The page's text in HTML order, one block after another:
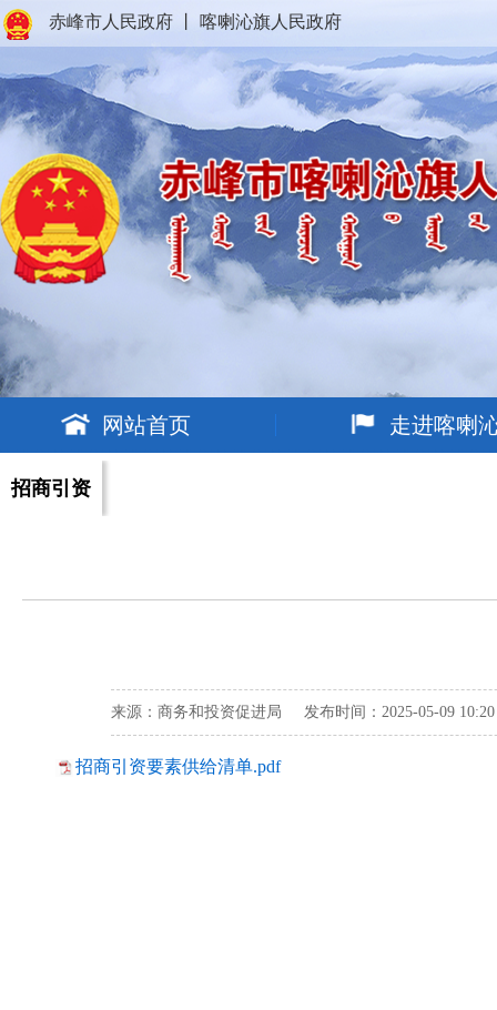
赤峰市人民政府 喀喇沁旗人民政府
网站首页 走进喀喇
招商引资
来源：商务和投资促进局 发布时间：2025-05-09
招商引资要素供给清单.pdf